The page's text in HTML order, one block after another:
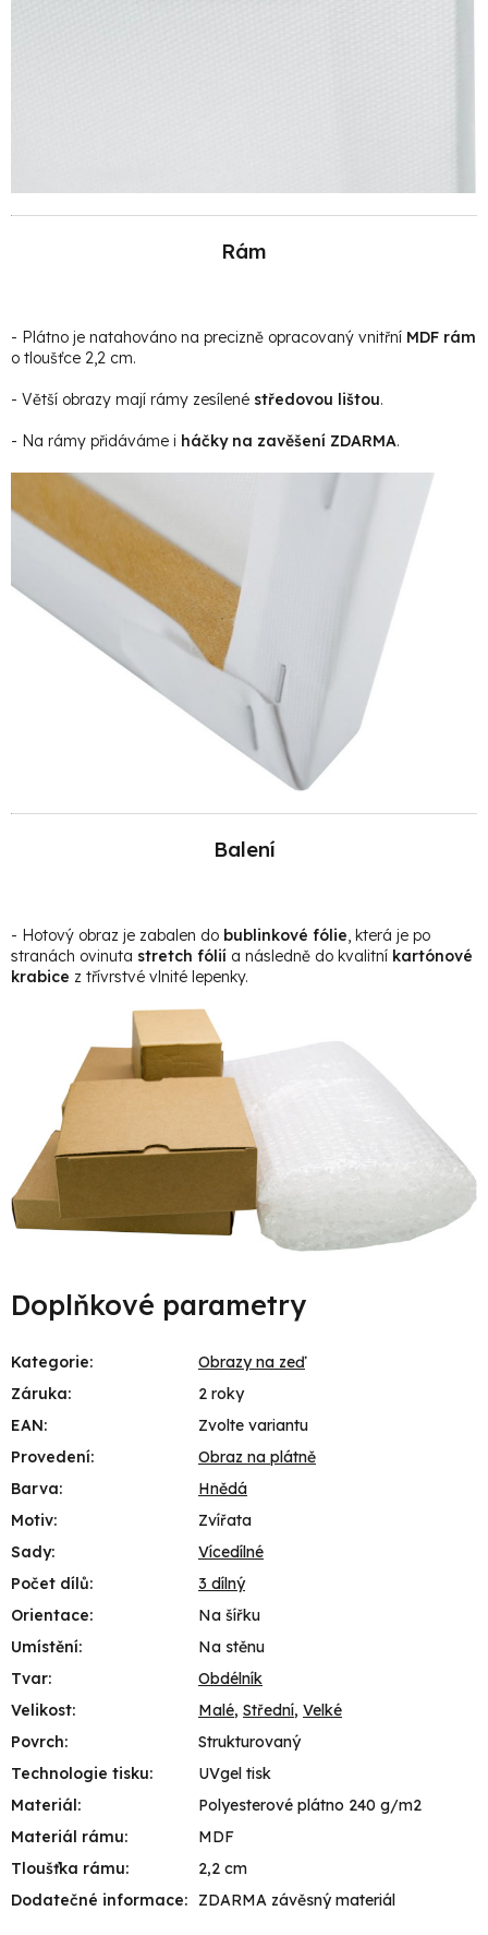
Rám
- Plátno je natahováno na precizně opracovaný vnitřní MDF rám
o tloušťce 2,2 cm.
- Větší obrazy mají rámy zesílené středovou lištou.
- Na rámy přidáváme i háčky na zavěšení ZDARMA.
Balení
- Hotový obraz je zabalen do bublinkové fólie, která je po
stranách ovinuta stretch fólií a následně do kvalitní kartónové
krabice z třívrstvé vlnité lepenky.
Doplňkové parametry
Kategorie:
Obrazy na zeď
Záruka:
2 roky
EAN:
Zvolte variantu
Provedení:
Obraz na plátně
Barva:
Hnědá
Motiv:
Zvířata
Sady:
Vícedílné
Počet dílů:
3 dílný
Orientace:
Na šířku
Umístění:
Na stěnu
Tvar:
Obdélník
Velikost: Malé, Střední, Velké
Povrch:
Strukturovaný
Technologie tisku:
UVgel tisk
Materiál:
Polyesterové plátno 240 g/m2
Materiál rámu:
MDF
Tloušťka rámu:
2,2 cm
Dodatečné informace: ZDARMA závěsný materiál